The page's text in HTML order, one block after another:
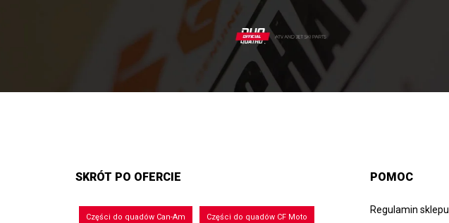
SKRÓT PO OFERCIE
Części do quadów Can-Am Części do quadów CF Moto
POMOC
Regulamin sklepu